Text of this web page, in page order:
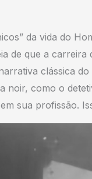
da vida do
de que a
clássica
noir, como o
sua profissão.